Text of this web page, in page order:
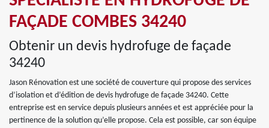
FAÇADE COMBES 34240
Obtenir un devis hydrofuge de façade
34240
Jason Rénovation est une société de couverture qui propose des services
d’isolation et d’édition de devis hydrofuge de façade 34240. Cette
entreprise est en service depuis plusieurs années et est appréciée pour la
pertinence de la solution qu’elle propose. Cela est possible, car son équipe